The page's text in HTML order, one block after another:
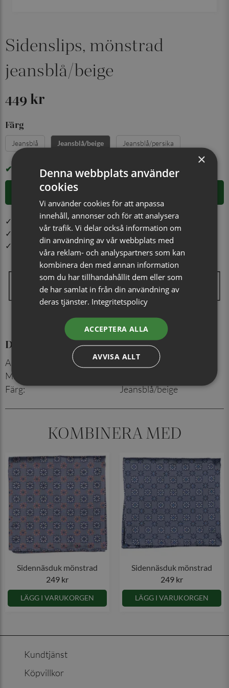
Sidenslips, mönstrad
jeansblå/beige
449 kr
Färg
Jeansblå Jeansblå/beige Jeansblå/persika
I LAGER
LÄGG I VARUKORGEN
✓ Öppet köp i 30 dagar ✓ Fri frakt från 499 kr
✓ Din beställning skickas inom 1-2 vardagar
✓ Snabb leverans från vårt lager i Jönköping
Detaljer
Artikelnummer
730191521
Material
Färg: Jeansblå/beige
KOMBINERA MED
Sidennäsduk mönstrad
249 kr
LÄGG I VARUKORGEN
Sidennäsduk mönstrad
249 kr
LÄGG I VARUKORGEN
Kundtjänst
Köpvillkor
×
Denna webbplats använder
cookies
Vi använder cookies för att anpassa
innehåll, annonser och för att analysera
vår trafik. Vi delar också information om
din användning av vår webbplats med
våra reklam- och analyspartners som kan
kombinera den med annan information
som du har tillhandahållit dem eller som
de har samlat in från din användning av
deras tjänster. Integritetspolicy
ACCEPTERA ALLA
AVVISA ALLT